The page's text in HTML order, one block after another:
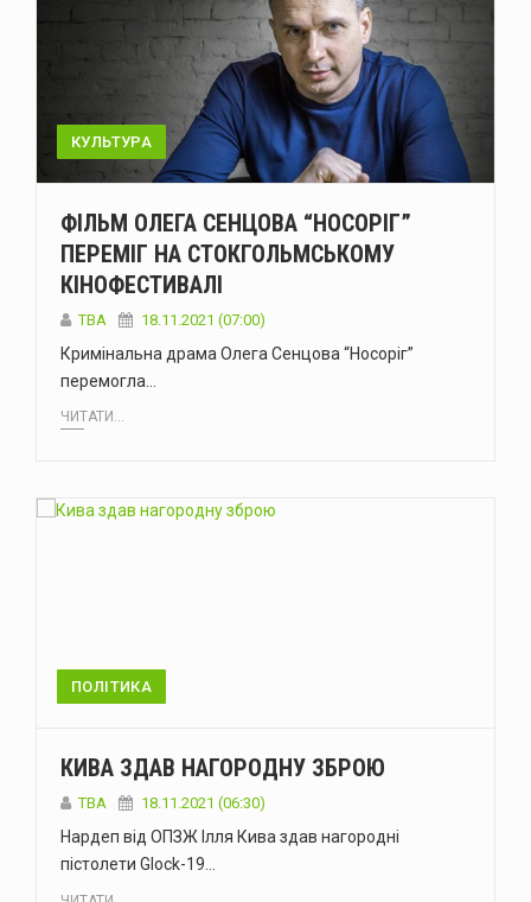
КУЛЬТУРА
ФІЛЬМ ОЛЕГА СЕНЦОВА “НОСОРІГ”
ПЕРЕМІГ НА СТОКГОЛЬМСЬКОМУ
КІНОФЕСТИВАЛІ
ТВА 18.11.2021 (07:00)
Кримінальна драма Олега Сенцова “Носоріг”
перемогла…
ЧИТАТИ...
ПОЛІТИКА
КИВА ЗДАВ НАГОРОДНУ ЗБРОЮ
ТВА 18.11.2021 (06:30)
Нардеп від ОПЗЖ Ілля Кива здав нагородні
пістолети Glock-19…